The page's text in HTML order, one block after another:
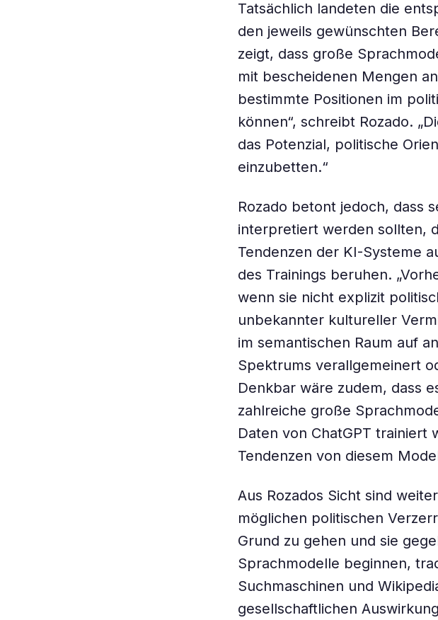
Tatsächlich landeten die
den jeweils gewünschten
zeigt, dass große
mit bescheidenen Mengen
bestimmte Positionen im
können“, schreibt Rozado.
das Potenzial, politische
einzubetten.“
Rozado betont jedoch, dass
interpretiert werden sollten,
Tendenzen der KI-Systeme
des Trainings beruhen.
wenn sie nicht explizit
unbekannter kultureller
im semantischen Raum auf
Spektrums verallgemeinert
Denkbar wäre zudem, dass
zahlreiche große
Daten von ChatGPT trainiert
Tendenzen von diesem
Aus Rozados Sicht sind
möglichen politischen
Grund zu gehen und sie
Sprachmodelle beginnen,
Suchmaschinen und
gesellschaftlichen